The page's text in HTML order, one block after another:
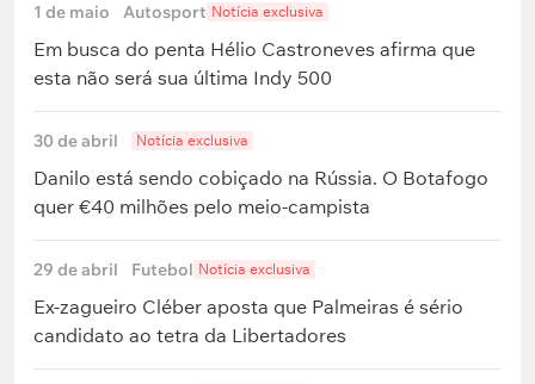
1 de maio Autosport Notícia exclusiva
Em busca do penta Hélio Castroneves afirma que
esta não será sua última Indy 500
30 de abril Notícia exclusiva
Danilo está sendo cobiçado na Rússia. O Botafogo
quer €40 milhões pelo meio-campista
29 de abril Futebol Notícia exclusiva
Ex-zagueiro Cléber aposta que Palmeiras é sério
candidato ao tetra da Libertadores